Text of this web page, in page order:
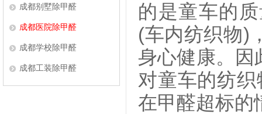
成都别墅除甲醛
成都医院除甲醛
成都学校除甲醛
成都工装除甲醛
的是童车的
(车内纺织物)
身心健康。因
对童车的纺
在甲醛超标的